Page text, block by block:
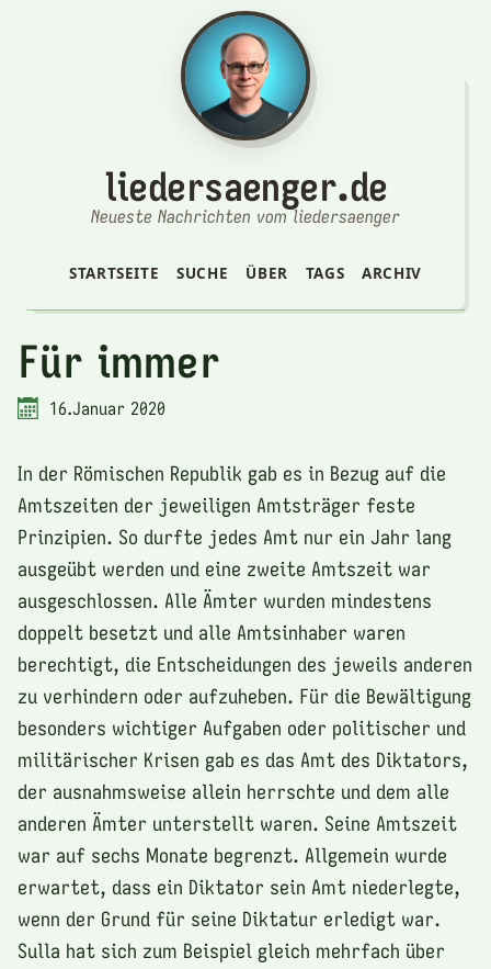
liedersaenger.de
Neueste Nachrichten vom liedersaenger
STARTSEITE SUCHE ÜBER TAGS ARCHIV
Für immer
16.Januar 2020
In der Römischen Republik gab es in Bezug auf die
Amtszeiten der jeweiligen Amtsträger feste
Prinzipien. So durfte jedes Amt nur ein Jahr lang
ausgeübt werden und eine zweite Amtszeit war
ausgeschlossen. Alle Ämter wurden mindestens
doppelt besetzt und alle Amtsinhaber waren
berechtigt, die Entscheidungen des jeweils anderen
zu verhindern oder aufzuheben. Für die Bewältigung
besonders wichtiger Aufgaben oder politischer und
militärischer Krisen gab es das Amt des Diktators,
der ausnahmsweise allein herrschte und dem alle
anderen Ämter unterstellt waren. Seine Amtszeit
war auf sechs Monate begrenzt. Allgemein wurde
erwartet, dass ein Diktator sein Amt niederlegte,
wenn der Grund für seine Diktatur erledigt war.
Sulla hat sich zum Beispiel gleich mehrfach über